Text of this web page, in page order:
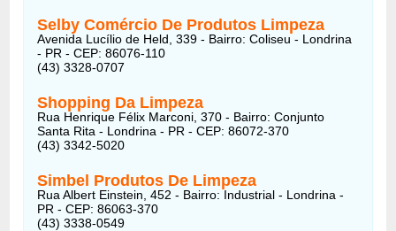
Selby Comércio De Produtos Limpeza
Avenida Lucílio de Held, 339 - Bairro: Coliseu - Londrina
- PR - CEP: 86076-110
(43) 3328-0707
Shopping Da Limpeza
Rua Henrique Félix Marconi, 370 - Bairro: Conjunto
Santa Rita - Londrina - PR - CEP: 86072-370
(43) 3342-5020
Simbel Produtos De Limpeza
Rua Albert Einstein, 452 - Bairro: Industrial - Londrina -
PR - CEP: 86063-370
(43) 3338-0549